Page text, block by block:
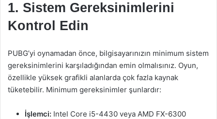
1. Sistem Gereksinimlerini
Kontrol Edin
PUBG’yi oynamadan önce, bilgisayarınızın minimum sistem
gereksinimlerini karşıladığından emin olmalısınız. Oyun,
özellikle yüksek grafikli alanlarda çok fazla kaynak
tüketebilir. Minimum gereksinimler şunlardır:
İşlemci: Intel Core i5-4430 veya AMD FX-6300